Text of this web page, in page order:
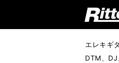
リットーミュージック
エレキギ
DTM、